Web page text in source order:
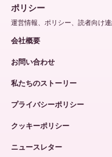
ポリシー
運営情報、ポリシー、読者向け連
会社概要
お問い合わせ
私たちのストーリー
プライバシーポリシー
クッキーポリシー
ニュースレター